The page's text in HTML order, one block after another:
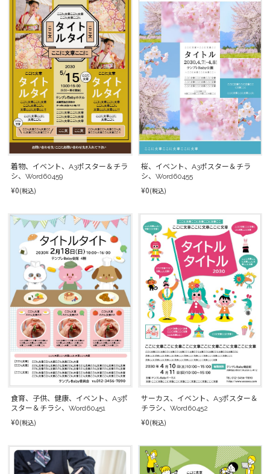
着物、イベント、A3ポスター＆チラ
シ、Word60459
¥0(税込)
桜、イベント、A3ポスター＆チラ
シ、Word60455
¥0(税込)
食育、子供、健康、イベント、A3ポ
スター＆チラシ、Word60451
¥0(税込)
サーカス、イベント、A3ポスター＆
チラシ、Word60452
¥0(税込)